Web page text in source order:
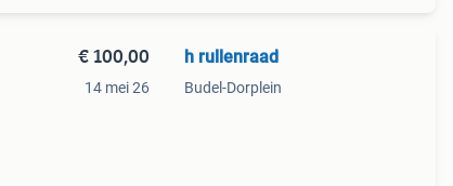
€ 100,00
14 mei 26
h rullenraad
Budel-Dorplein